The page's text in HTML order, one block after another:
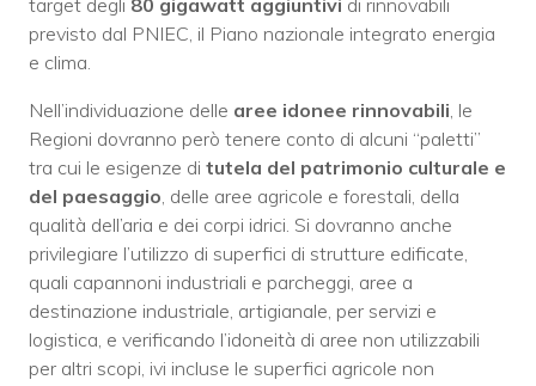
target degli 80 gigawatt aggiuntivi di rinnovabili
previsto dal PNIEC, il Piano nazionale integrato energia
e clima.
Nell’individuazione delle aree idonee rinnovabili, le
Regioni dovranno però tenere conto di alcuni “paletti”
tra cui le esigenze di tutela del patrimonio culturale e
del paesaggio, delle aree agricole e forestali, della
qualità dell’aria e dei corpi idrici. Si dovranno anche
privilegiare l’utilizzo di superfici di strutture edificate,
quali capannoni industriali e parcheggi, aree a
destinazione industriale, artigianale, per servizi e
logistica, e verificando l’idoneità di aree non utilizzabili
per altri scopi, ivi incluse le superfici agricole non